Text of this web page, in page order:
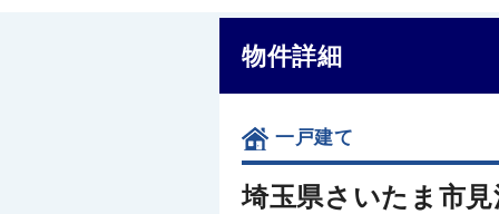
物件詳細
一戸建て
埼玉県さいたま市